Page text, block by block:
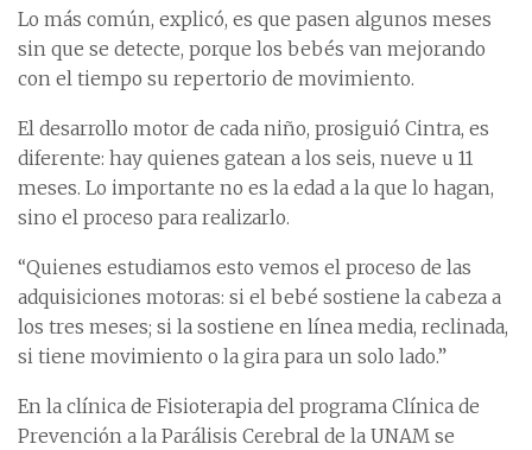
Lo más común, explicó, es que pasen algunos meses
sin que se detecte, porque los bebés van mejorando
con el tiempo su repertorio de movimiento.
El desarrollo motor de cada niño, prosiguió Cintra, es
diferente: hay quienes gatean a los seis, nueve u 11
meses. Lo importante no es la edad a la que lo hagan,
sino el proceso para realizarlo.
“Quienes estudiamos esto vemos el proceso de las
adquisiciones motoras: si el bebé sostiene la cabeza a
los tres meses; si la sostiene en línea media, reclinada,
si tiene movimiento o la gira para un solo lado.”
En la clínica de Fisioterapia del programa Clínica de
Prevención a la Parálisis Cerebral de la UNAM se